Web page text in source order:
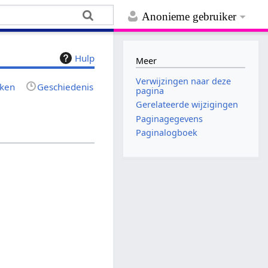
Anonieme gebruiker
Hulp
Geschiedenis
Meer
Verwijzingen naar deze
pagina
Gerelateerde wijzigingen
Paginagegevens
Paginalogboek